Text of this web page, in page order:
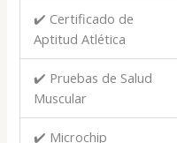
✔️ Certificado de
Aptitud Atlética
✔️ Pruebas de Salud
Muscular
✔️ Microchip